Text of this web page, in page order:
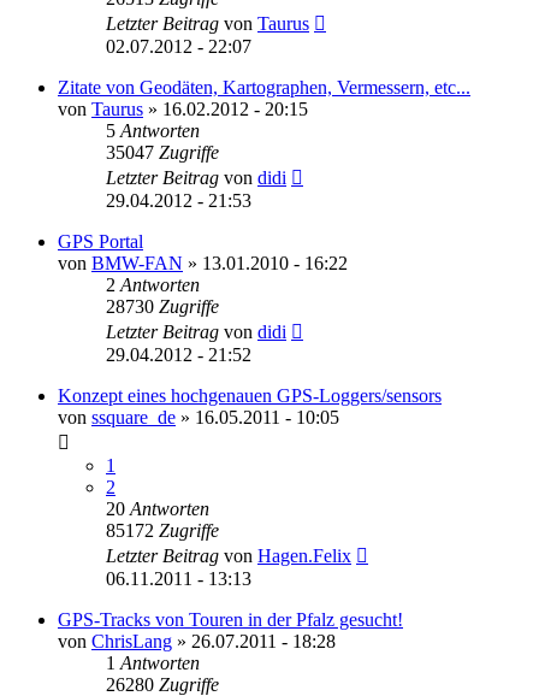
Letzter Beitrag von Taurus
02.07.2012 - 22:07
Zitate von Geodäten, Kartographen, Vermessern, etc...
von Taurus » 16.02.2012 - 20:15
5 Antworten
35047 Zugriffe
Letzter Beitrag von didi
29.04.2012 - 21:53
GPS Portal
von BMW-FAN » 13.01.2010 - 16:22
2 Antworten
28730 Zugriffe
Letzter Beitrag von didi
29.04.2012 - 21:52
Konzept eines hochgenauen GPS-Loggers/sensors
von ssquare_de » 16.05.2011 - 10:05
1
2
20 Antworten
85172 Zugriffe
Letzter Beitrag von Hagen.Felix
06.11.2011 - 13:13
GPS-Tracks von Touren in der Pfalz gesucht!
von ChrisLang » 26.07.2011 - 18:28
1 Antworten
26280 Zugriffe